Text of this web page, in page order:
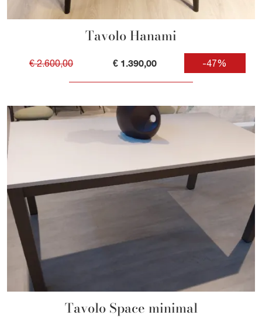
Tavolo Hanami
€ 2.600,00 € 1.390,00 -47%
Tavolo Space minimal